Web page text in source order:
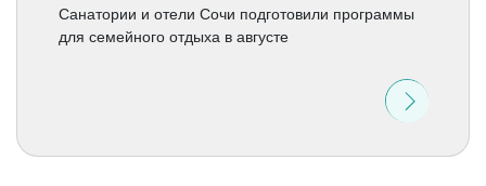
Санатории и отели Сочи подготовили программы
для семейного отдыха в августе